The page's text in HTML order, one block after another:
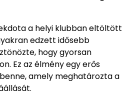
a helyi klubban eltöltött
edzett idősebb
hogy gyorsan
Ez az élmény egy erős
amely meghatározta a